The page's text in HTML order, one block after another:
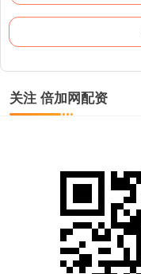
关注 倍加网配资